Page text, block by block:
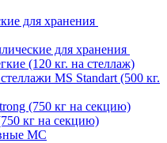
для хранения
для хранения
(120 кг. на стеллаж)
MS Standart (500 кг.
(750 кг на секцию)
кг на секцию)
МС